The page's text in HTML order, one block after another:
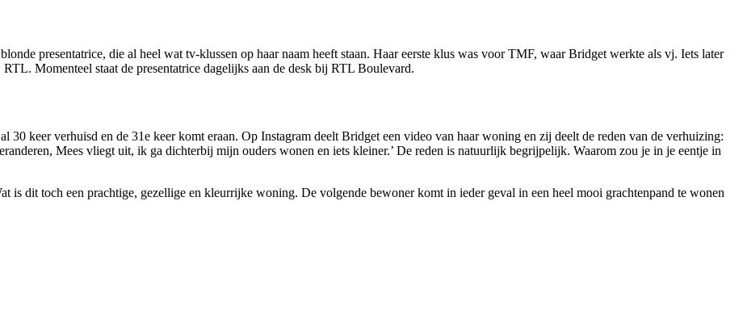
presentatrice, die al heel wat tv-klussen op haar naam heeft staan. Haar eerste klus was voor TMF, waar Bridget werkte als vj. Iets later
Momenteel staat de presentatrice dagelijks aan de desk bij RTL Boulevard.
30 keer verhuisd en de 31e keer komt eraan. Op Instagram deelt Bridget een video van haar woning en zij deelt de reden van de verhuizing:
Mees vliegt uit, ik ga dichterbij mijn ouders wonen en iets kleiner.’ De reden is natuurlijk begrijpelijk. Waarom zou je in je eentje in
is dit toch een prachtige, gezellige en kleurrijke woning. De volgende bewoner komt in ieder geval in een heel mooi grachtenpand te wonen